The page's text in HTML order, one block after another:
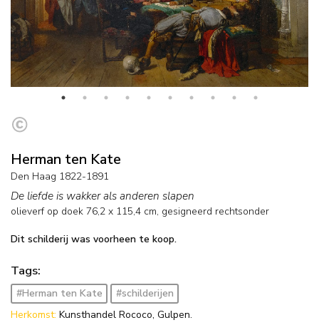
Herman ten Kate
Den Haag 1822-1891
De liefde is wakker als anderen slapen
olieverf op doek 76,2 x 115,4 cm, gesigneerd rechtsonder
Dit schilderij was voorheen te koop.
Tags:
#Herman ten Kate
#schilderijen
Herkomst: Kunsthandel Rococo, Gulpen.